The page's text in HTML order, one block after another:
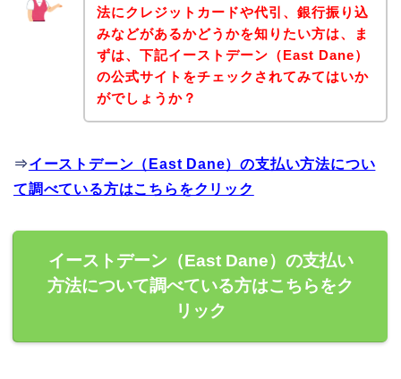
法にクレジットカードや代引、銀行振り込
みなどがあるかどうかを知りたい方は、ま
ずは、下記イーストデーン（East Dane）
の公式サイトをチェックされてみてはいか
がでしょうか？
⇒イーストデーン（East Dane）の支払い方法につい
て調べている方はこちらをクリック
イーストデーン（East Dane）の支払い
方法について調べている方はこちらをク
リック